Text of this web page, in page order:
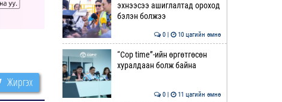
Жиргэх
эхнээсээ ашиглалтад ороход
бэлэн болжээ
0 | 10 цагийн өмнө
“Cop time”-ийн өргөтгөсөн
хуралдаан болж байна
0 | 11 цагийн өмнө